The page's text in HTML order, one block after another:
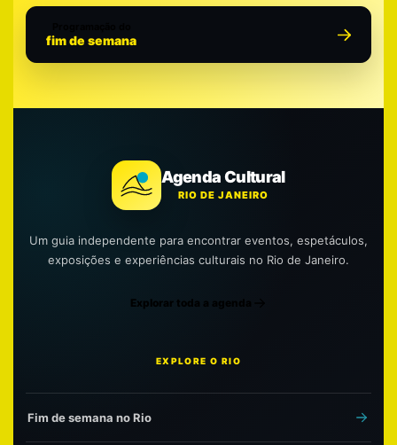
fim de semana
Agenda Cultural
RIO DE JANEIRO
Um guia independente para encontrar eventos, espetáculos,
exposições e experiências culturais no Rio de Janeiro.
Explorar toda a agenda
EXPLORE O RIO
Fim de semana no Rio